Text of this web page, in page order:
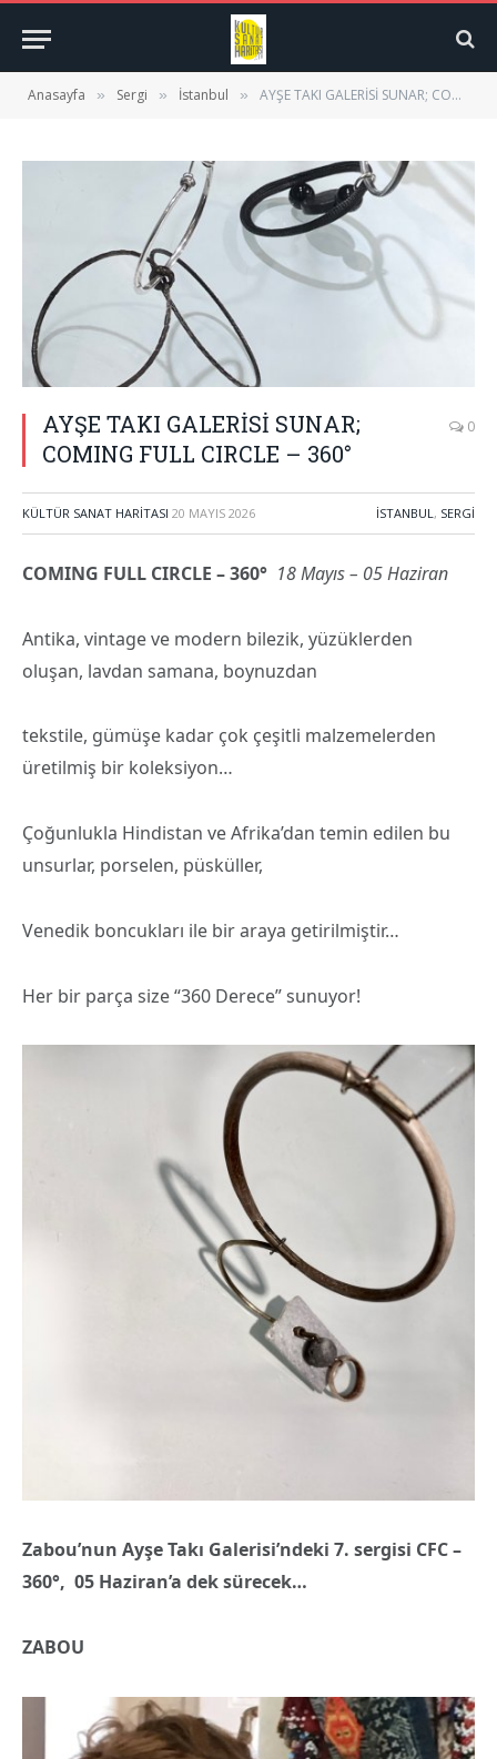
Anasayfa » Sergi » İstanbul » AYŞE TAKI GALERİSİ SUNAR; COMING FULL CIRCLE – 360°
AYŞE TAKI GALERİSİ SUNAR;
COMING FULL CIRCLE – 360°
0
KÜLTÜR SANAT HARITASI 20 MAYIS 2026 İSTANBUL, SERGI
COMING FULL CIRCLE – 360° 18 Mayıs – 05 Haziran
Antika, vintage ve modern bilezik, yüzüklerden
oluşan, lavdan samana, boynuzdan
tekstile, gümüşe kadar çok çeşitli malzemelerden
üretilmiş bir koleksiyon…
Çoğunlukla Hindistan ve Afrika’dan temin edilen bu
unsurlar, porselen, püsküller,
Venedik boncukları ile bir araya getirilmiştir…
Her bir parça size “360 Derece” sunuyor!
Zabou’nun Ayşe Takı Galerisi’ndeki 7. sergisi CFC –
360°, 05 Haziran’a dek sürecek…
ZABOU